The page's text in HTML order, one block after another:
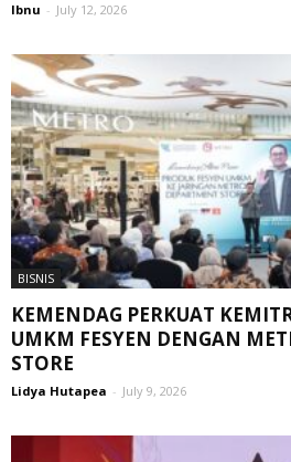
Ibnu - July 12, 2026
BISNIS
KEMENDAG PERKUAT
UMKM FESYEN DENGAN
STORE
Lidya Hutapea - July 9, 2026